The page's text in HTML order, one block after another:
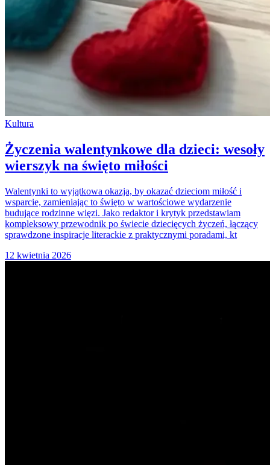
Kultura
Życzenia walentynkowe dla dzieci: wesoły
wierszyk na święto miłości
Walentynki to wyjątkowa okazja, by okazać dzieciom miłość i
wsparcie, zamieniając to święto w wartościowe wydarzenie
budujące rodzinne więzi. Jako redaktor i krytyk przedstawiam
kompleksowy przewodnik po świecie dziecięcych życzeń, łączący
sprawdzone inspiracje literackie z praktycznymi poradami, kt
12 kwietnia 2026